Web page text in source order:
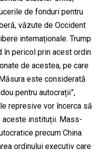
de fonduri pentru
văzute de Occident
internaționale. Trump
în pericol prin acest ordin
de acestea, pe care
este considerată
pentru autocrații”,
represive vor încerca să
aceste instituții. Mass-
precum China
ordinului executiv care